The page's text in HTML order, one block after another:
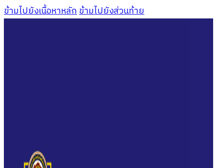
ข้ามไปยังเนื้อหาหลักข้ามไปยังส่วนท้าย